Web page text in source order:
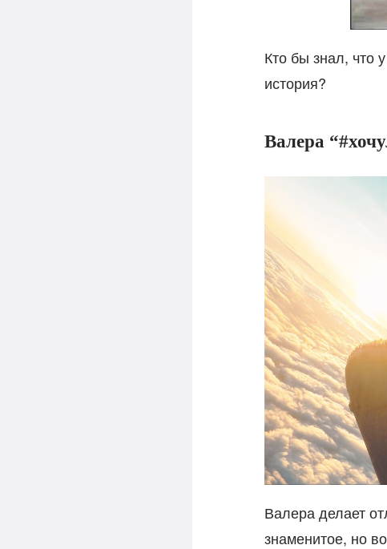
Кто бы знал, что
история?
Валера
Валера делает
знаменитое, но